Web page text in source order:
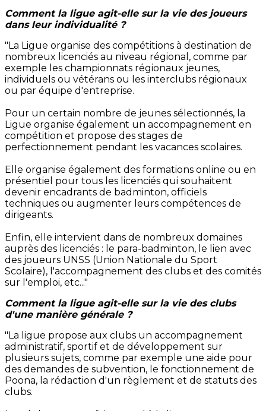
Comment la ligue agit-elle sur la vie des joueurs
dans leur individualité ?
"La Ligue organise des compétitions à destination de
nombreux licenciés au niveau régional, comme par
exemple les championnats régionaux jeunes,
individuels ou vétérans ou les interclubs régionaux
ou par équipe d'entreprise.
Pour un certain nombre de jeunes sélectionnés, la
Ligue organise également un accompagnement en
compétition et propose des stages de
perfectionnement pendant les vacances scolaires.
Elle organise également des formations online ou en
présentiel pour tous les licenciés qui souhaitent
devenir encadrants de badminton, officiels
techniques ou augmenter leurs compétences de
dirigeants.
Enfin, elle intervient dans de nombreux domaines
auprès des licenciés : le para-badminton, le lien avec
des joueurs UNSS (Union Nationale du Sport
Scolaire), l'accompagnement des clubs et des comités
sur l'emploi, etc..."
Comment la ligue agit-elle sur la vie des clubs
d'une manière générale ?
"La ligue propose aux clubs un accompagnement
administratif, sportif et de développement sur
plusieurs sujets, comme par exemple une aide pour
des demandes de subvention, le fonctionnement de
Poona, la rédaction d'un règlement et de statuts des
clubs.